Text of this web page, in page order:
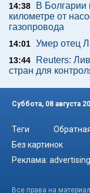
14:38
В Болгарии
километре от
газопровода
14:01 Умер отец
13:44
Reuters:
стран для
Суббота, 08 августа
Теги
Без картинок
Реклама:
Все права на